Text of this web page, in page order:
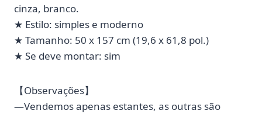
cinza, branco.
★ Estilo: simples e moderno
★ Tamanho: 50 x 157 cm (19,6 x 61,8 pol.)
★ Se deve montar: sim
【Observações】
—Vendemos apenas estantes, as outras são